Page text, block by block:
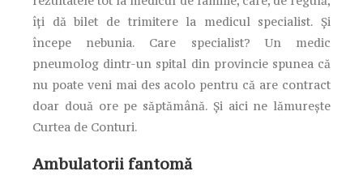
îți dă bilet de trimitere la medicul specialist. Și
începe nebunia. Care specialist? Un medic
pneumolog dintr-un spital din provincie spunea că
nu poate veni mai des acolo pentru că are contract
doar două ore pe săptămână. Și aici ne lămurește
Curtea de Conturi.
Ambulatorii fantomă